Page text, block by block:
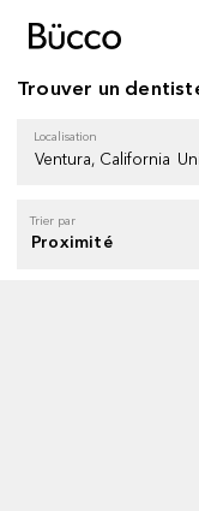
Trouver un
Localisation
Trier par